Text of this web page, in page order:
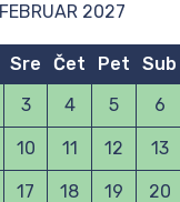
FEBRUAR 2027
Sre Čet Pet Sub
3 4 5 6
10 11 12 13
17 18 19 20